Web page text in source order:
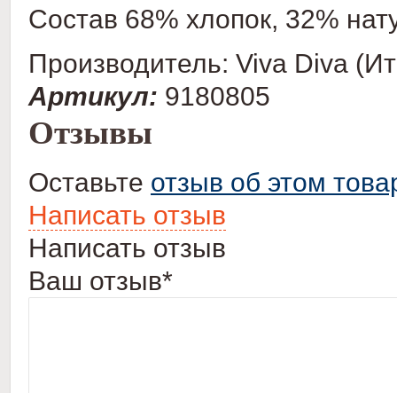
Состав 68% хлопок, 32%
Производитель: Viva Diva
Артикул: 9180805
Отзывы
Оставьте отзыв об этом
Написать отзыв
Написать отзыв
Ваш отзыв*